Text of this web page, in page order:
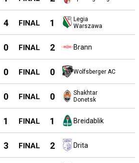
4 FINAL 1
Legia
Warszawa
0 FINAL 2 Brann
0 FINAL 0 Wolfsberger AC
0 FINAL 0
Shakhtar
Donetsk
1 FINAL 1 Breidablik
3 FINAL 2 Drita